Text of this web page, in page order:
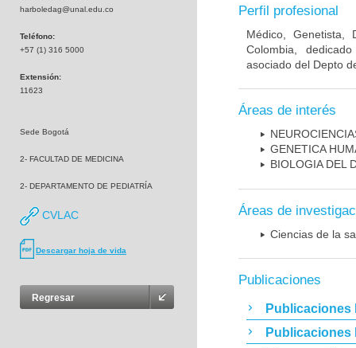
harboledag@unal.edu.co
Teléfono:
+57 (1) 316 5000
Extensión:
11623
Sede Bogotá
2- FACULTAD DE MEDICINA
2- DEPARTAMENTO DE PEDIATRÍA
CVLAC
Descargar hoja de vida
Regresar
Perfil profesional
Médico, Genetista,
Colombia,
asociado del Depto
Áreas de interés
GENETICA
BIOLOGIA DEL
Áreas de
Ciencias de la
Publicaciones
Publicaciones
Publicaciones